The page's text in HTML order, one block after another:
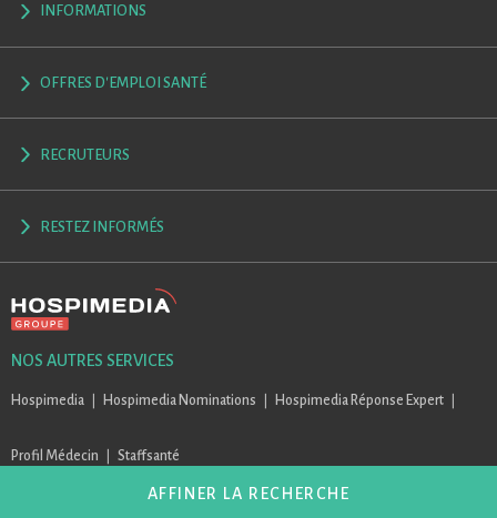
AFFINER LA RECHERCHE
INFORMATIONS
OFFRES D'EMPLOI SANTÉ
RECRUTEURS
RESTEZ INFORMÉS
NOS AUTRES SERVICES
Hospimedia Hospimedia Nominations Hospimedia Réponse Expert
Profil Médecin Staffsanté